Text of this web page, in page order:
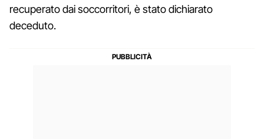
recuperato dai soccorritori, è stato dichiarato
deceduto.